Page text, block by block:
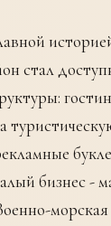
стал
бизнес -